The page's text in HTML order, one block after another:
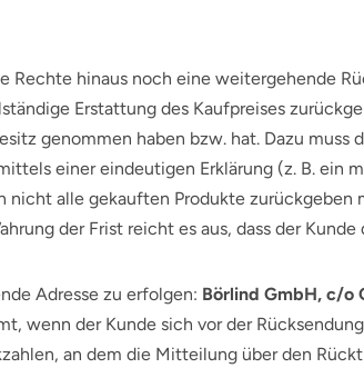
hinaus noch eine weitergehende
Erstattung des Kaufpreises
genommen haben bzw. hat. Dazu muss
einer eindeutigen Erklärung (z. B. ein
nicht alle gekauften Produkte
der Frist reicht es aus, dass der
Adresse zu erfolgen: Börlind GmbH, c/o
wenn der Kunde sich vor der
an dem die Mitteilung über den